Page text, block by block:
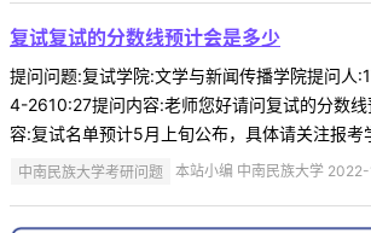
复试复试的分数线预计会是多少
提问问题:复试学院:文学与新闻传播学院提问
4-2610:27提问内容:老师您好请问复试的分数
容:复试名单预计5月上旬公布，具体请关注报考
中南民族大学考研问题 本站小编 中南民族大学